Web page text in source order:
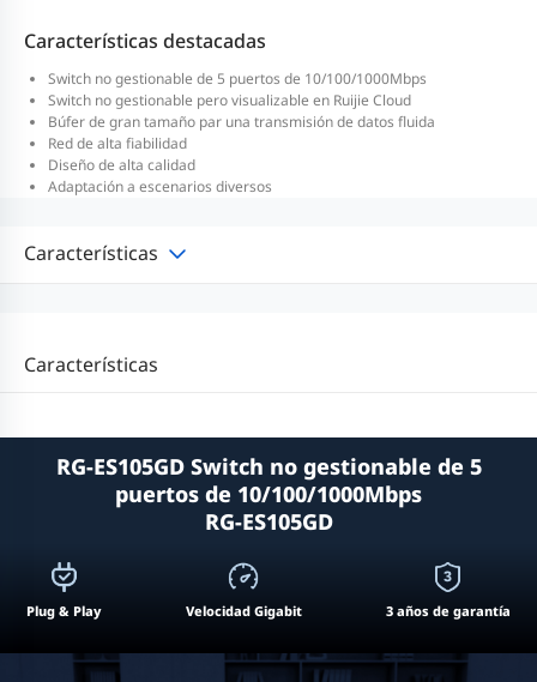
Características destacadas
Switch no gestionable de 5 puertos de 10/100/1000Mbps
Switch no gestionable pero visualizable en Ruijie Cloud
Búfer de gran tamaño par una transmisión de datos fluida
Red de alta fiabilidad
Diseño de alta calidad
Adaptación a escenarios diversos
Características
Características
RG-ES105GD Switch no gestionable de 5
puertos de 10/100/1000Mbps
RG-ES105GD
Plug & Play Velocidad Gigabit 3 años de garantía